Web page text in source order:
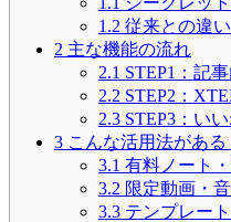
1.2 従来との違い
2 主な機能の流れ
2.1 STEP1：記
2.2 STEP2：
2.3 STEP3：い
3 こんな活用法がある
3.1 有料ノート
3.2 限定動画・
3.3 テンプレー